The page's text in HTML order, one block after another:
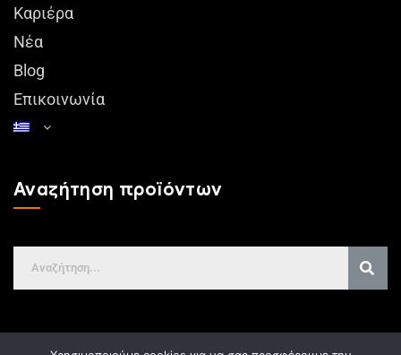
Καριέρα
Νέα
Blog
Επικοινωνία
Αναζήτηση προϊόντων